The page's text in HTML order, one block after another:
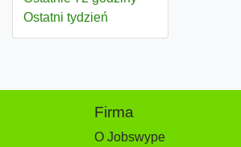
Ostatni tydzień
Firma
O Jobswype